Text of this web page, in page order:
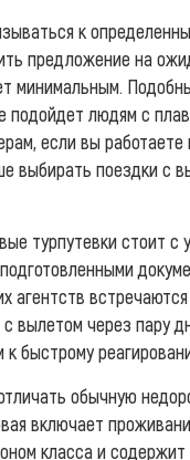
к
предложение на
минимальным.
подойдет людям с
если вы
выбирать поездки с
турпутевки стоит с
агентств
вылетом через пару
к быстрому
обычную
включает
класса и